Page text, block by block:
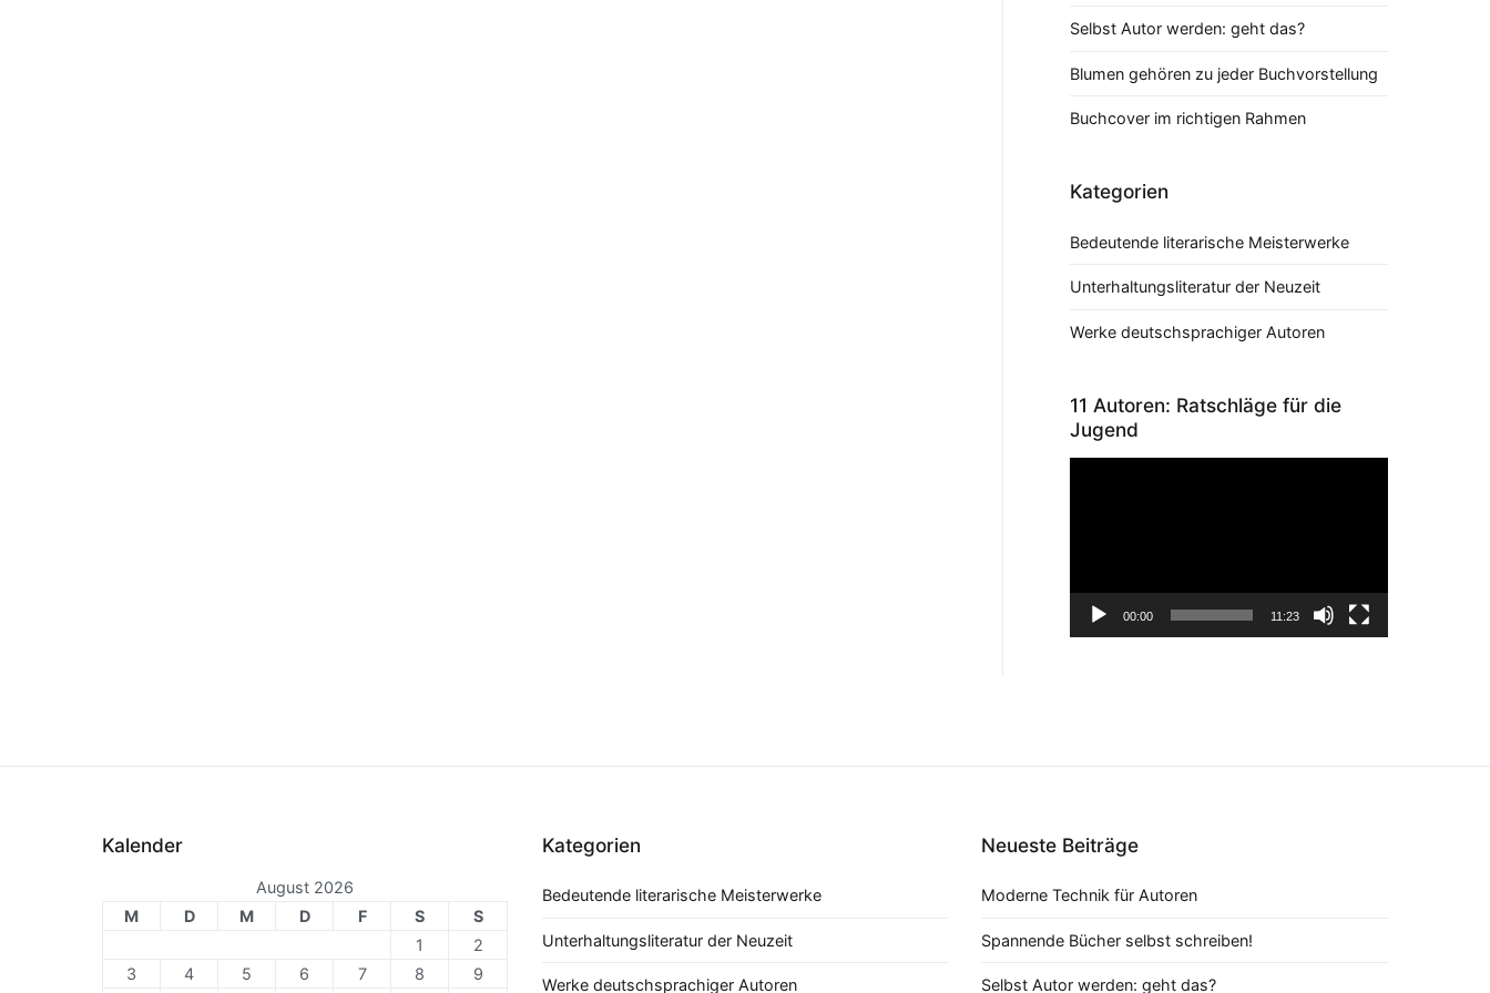
Selbst Autor werden: geht das?
Blumen gehören zu jeder Buchvorstellung
Buchcover im richtigen Rahmen
Kategorien
Bedeutende literarische Meisterwerke
Unterhaltungsliteratur der Neuzeit
Werke deutschsprachiger Autoren
11 Autoren: Ratschläge für die
Jugend
00:00 11:23
Kalender
August 2026
M
D M D F S
S
1
2
3
4 5 6 7 8 9
Kategorien
Bedeutende literarische Meisterwerke
Unterhaltungsliteratur der Neuzeit
Werke deutschsprachiger Autoren
Neueste Beiträge
Moderne Technik für Autoren
Spannende Bücher selbst schreiben!
Selbst Autor werden: geht das?